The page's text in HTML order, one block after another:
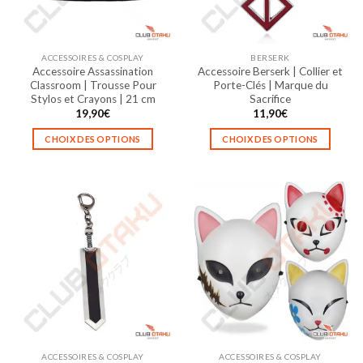
ACCESSOIRES & COSPLAY
Accessoire Assassination
Classroom | Trousse Pour
Stylos et Crayons | 21 cm
19,90€
CHOIX DES OPTIONS
plusieurs
variations.
Les
options
peuvent
être
choisies
sur
BERSERK
Accessoire Berserk | Collier et
Porte-Clés | Marque du
Sacrifice
11,90€
CHOIX DES OPTIONS
plusieurs
variations.
Les
options
peuvent
être
choisies
ACCESSOIRES & COSPLAY ACCESSOIRES & COSPLAY